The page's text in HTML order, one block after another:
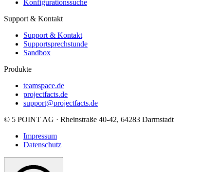
Konfigurationssuche
Support & Kontakt
Support & Kontakt
Supportsprechstunde
Sandbox
Produkte
teamspace.de
projectfacts.de
support@projectfacts.de
© 5 POINT AG · Rheinstraße 40-42, 64283 Darmstadt
Impressum
Datenschutz